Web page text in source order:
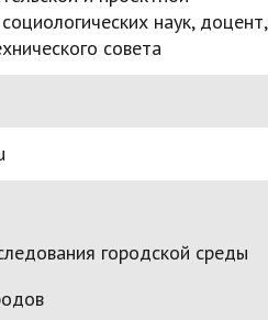
наук, доцент,
совета
городской среды